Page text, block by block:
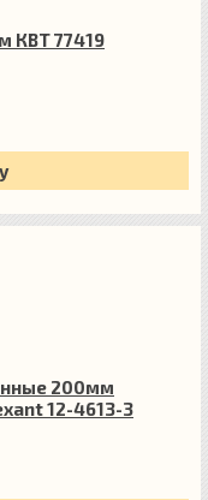
КВТ 77419
200мм
12-4613-3